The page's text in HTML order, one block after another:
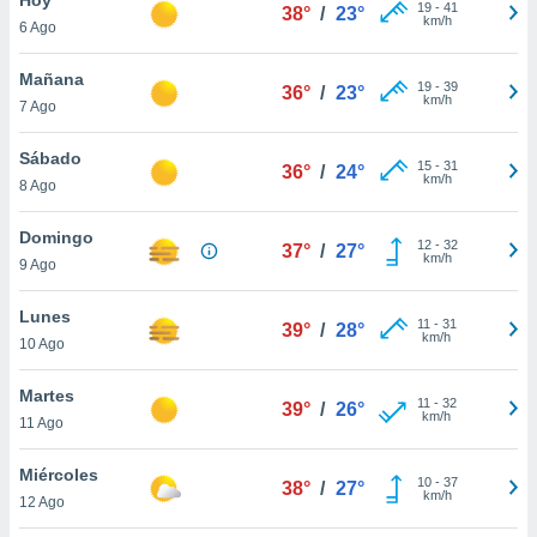
en
más
nuestra
de
cookies
aceptar
6 Ago
38° / 23° 19- 41
km/h
Mañana
7 Ago
36° / 23° 19- 39
km/h
Sábado
8 Ago
36° / 24° 15- 31
km/h
Domingo
9 Ago
37° / 27° 12- 32
km/h
Lunes
10 Ago
39° / 28° 11 - 31
km/h
Martes
11 Ago
39° / 26° 11 - 32
km/h
Miércoles
12 Ago
38° / 27° 10- 37
km/h